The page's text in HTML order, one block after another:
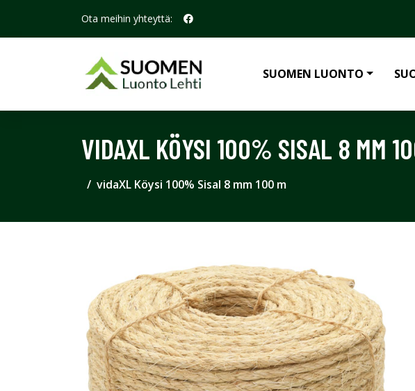
Ota meihin yhteyttä:
SUOMEN LUONTO
VIDAXL KÖYSI 100% SISAL 8 MM
vidaXL Köysi 100% Sisal 8 mm 100 m